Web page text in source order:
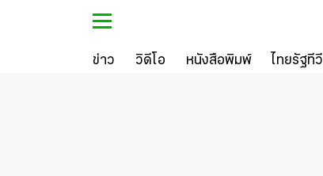
ข่าว วิดีโอ หนังสือพิมพ์ ไทยรัฐทีวี